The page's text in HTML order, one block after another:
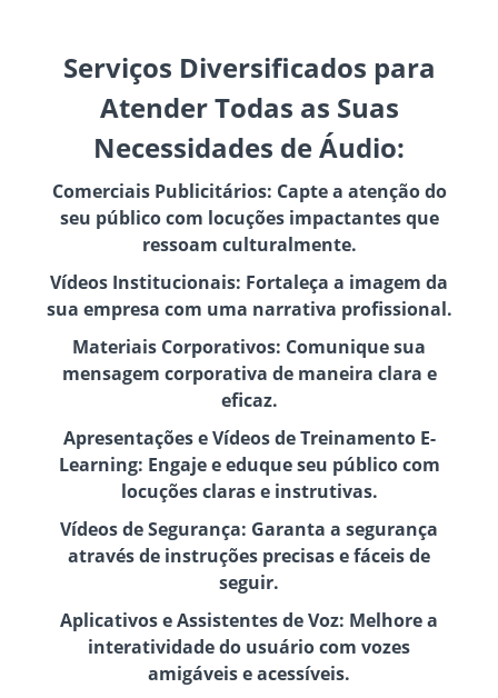
Serviços Diversificados para
Atender Todas as Suas
Necessidades de Áudio:
Comerciais Publicitários: Capte a atenção do
seu público com locuções impactantes que
ressoam culturalmente.
Vídeos Institucionais: Fortaleça a imagem da
sua empresa com uma narrativa profissional.
Materiais Corporativos: Comunique sua
mensagem corporativa de maneira clara e
eficaz.
Apresentações e Vídeos de Treinamento E-
Learning: Engaje e eduque seu público com
locuções claras e instrutivas.
Vídeos de Segurança: Garanta a segurança
através de instruções precisas e fáceis de
seguir.
Aplicativos e Assistentes de Voz: Melhore a
interatividade do usuário com vozes
amigáveis e acessíveis.